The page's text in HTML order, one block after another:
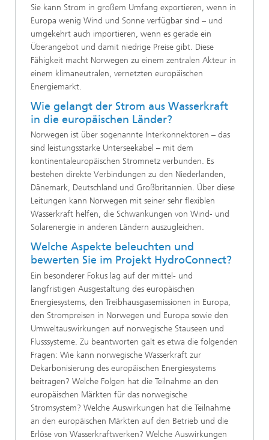
Sie kann Strom in großem Umfang exportieren, wenn in
Europa wenig Wind und Sonne verfügbar sind – und
umgekehrt auch importieren, wenn es gerade ein
Überangebot und damit niedrige Preise gibt. Diese
Fähigkeit macht Norwegen zu einem zentralen Akteur in
einem klimaneutralen, vernetzten europäischen
Energiemarkt.
Wie gelangt der Strom aus Wasserkraft
in die europäischen Länder?
Norwegen ist über sogenannte Interkonnektoren – das
sind leistungsstarke Unterseekabel – mit dem
kontinentaleuropäischen Stromnetz verbunden. Es
bestehen direkte Verbindungen zu den Niederlanden,
Dänemark, Deutschland und Großbritannien. Über diese
Leitungen kann Norwegen mit seiner sehr flexiblen
Wasserkraft helfen, die Schwankungen von Wind- und
Solarenergie in anderen Ländern auszugleichen.
Welche Aspekte beleuchten und
bewerten Sie im Projekt HydroConnect?
Ein besonderer Fokus lag auf der mittel- und
langfristigen Ausgestaltung des europäischen
Energiesystems, den Treibhausgasemissionen in Europa,
den Strompreisen in Norwegen und Europa sowie den
Umweltauswirkungen auf norwegische Stauseen und
Flusssysteme. Zu beantworten galt es etwa die folgenden
Fragen: Wie kann norwegische Wasserkraft zur
Dekarbonisierung des europäischen Energiesystems
beitragen? Welche Folgen hat die Teilnahme an den
europäischen Märkten für das norwegische
Stromsystem? Welche Auswirkungen hat die Teilnahme
an den europäischen Märkten auf den Betrieb und die
Erlöse von Wasserkraftwerken? Welche Auswirkungen